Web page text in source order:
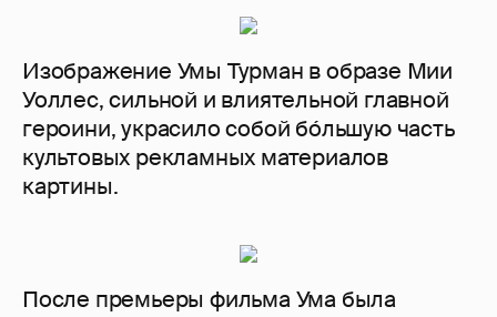
Изображение Умы Турман в образе Мии
Уоллес, сильной и влиятельной главной
героини, украсило собой бóльшую часть
культовых рекламных материалов
картины.
После премьеры фильма Ума была